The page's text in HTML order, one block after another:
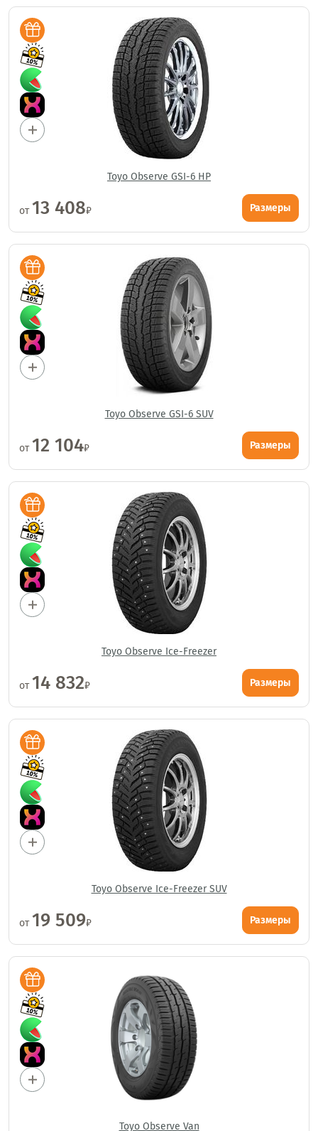
Toyo Observe GSI-6 HP
от13 408₽ Размеры
Toyo Observe GSI-6 SUV
от12 104₽ Размеры
Toyo Observe Ice-Freezer
от14 832₽ Размеры
Toyo Observe Ice-Freezer SUV
от19 509₽ Размеры
Toyo Observe Van